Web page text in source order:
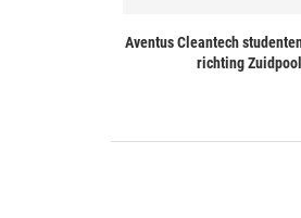
Aventus Cleantech
richting Zuidpool